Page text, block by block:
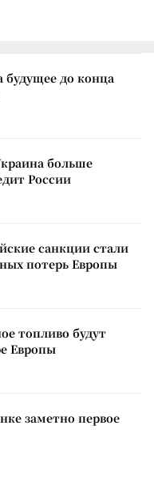
будущее до конца
больше
России
санкции стали
потерь Европы
топливо будут
Европы
заметно первое